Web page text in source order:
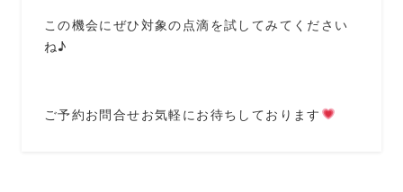
この機会にぜひ対象の点滴を試してみてください
ね♪
ご予約お問合せお気軽にお待ちしております